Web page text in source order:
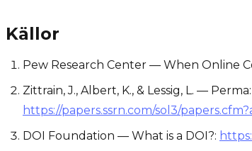
Källor
Pew Research Center — When Online
Zittrain, J., Albert, K., & Lessig, L. —
https://papers.ssrn.com/sol3/
DOI Foundation — What is a DOI?: